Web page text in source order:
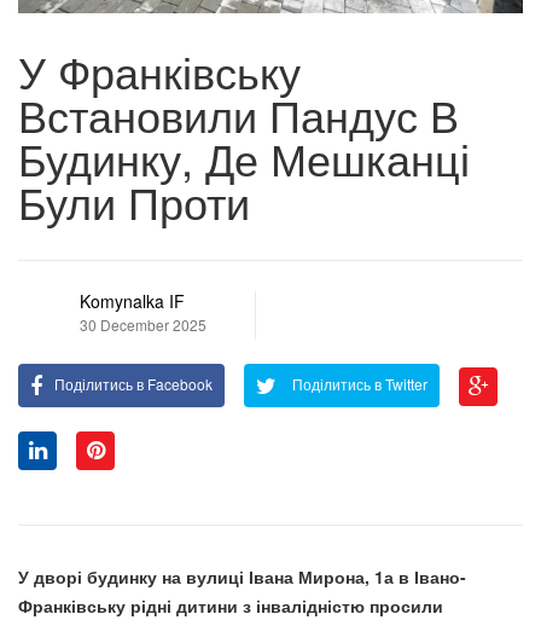
У Франківську
Встановили Пандус В
Будинку, Де Мешканці
Були Проти
Komynalka IF
30 December 2025
Поділитись в Facebook Поділитись в Twitter
У дворі будинку на вулиці Івана Мирона, 1а в Івано-
Франківську рідні дитини з інвалідністю просили